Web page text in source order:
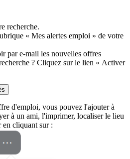
recherche.
« Mes alertes emploi » de votre
par e-mail les nouvelles offres
? Cliquez sur le lien « Activer
d'emploi, vous pouvez l'ajouter à
à un ami, l'imprimer, localiser le lieu
en cliquant sur :